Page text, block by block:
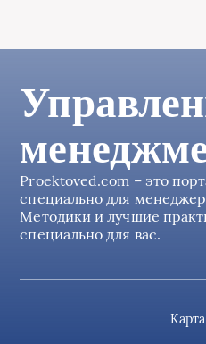
Proektoved.com – это
специально для
Методики и лучшие
специально для вас.